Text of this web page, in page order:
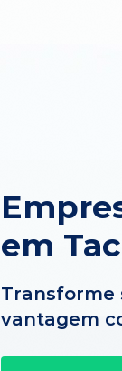
em
Transforme
vantagem